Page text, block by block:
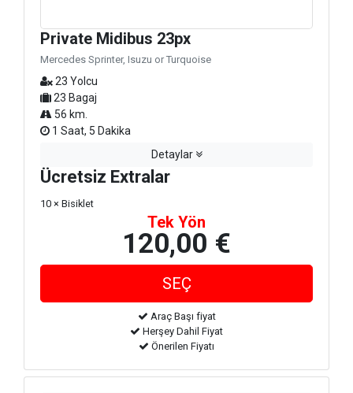
Private Midibus 23px
Mercedes Sprinter, Isuzu or Turquoise
23 Yolcu
23 Bagaj
56 km.
1 Saat, 5 Dakika
Detaylar
Ücretsiz Extralar
10 × Bisiklet
Tek Yön
120,00 €
Araç Başı fiyat
Herşey Dahil Fiyat
Önerilen Fiyatı